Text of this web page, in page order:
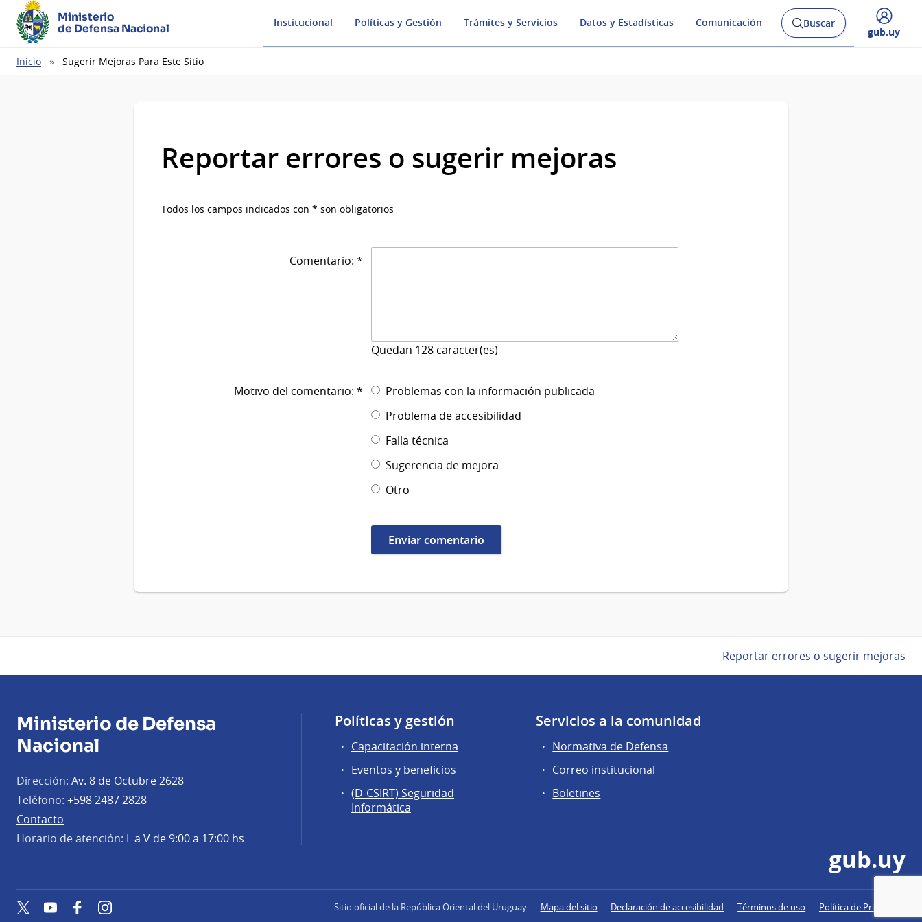
Ministerio
de Defensa Nacional
Institucional Políticas y Gestión Trámites y Servicios Datos y Estadísticas Comunicación
Abrir
buscador
Buscar
Desplegar
gub.uy
Ruta
Inicio Sugerir Mejoras Para Este Sitio
Reportar errores o sugerir mejoras
Todos los campos indicados con * son obligatorios
Comentario: *
Quedan 128 caracter(es)
Motivo del comentario: *
Problemas con la información publicada
Problema de accesibilidad
Falla técnica
Sugerencia de mejora
Otro
Reportar errores o sugerir mejoras
Ministerio de Defensa
Nacional
Dirección: Av. 8 de Octubre 2628
Teléfono: +598 2487 2828
Contacto
Horario de atención: L a V de 9:00 a 17:00 hs
Políticas y gestión
Capacitación interna
Eventos y beneficios
(D-CSIRT) Seguridad
Informática
Servicios a la comunidad
Normativa de Defensa
Correo institucional
Boletines
gub.uy
TwitterYouTube FacebookInstagram Sitio oficial de la República Oriental del Uruguay Mapa del sitio Declaración de accesibilidad Términos de uso Política de Privacidad